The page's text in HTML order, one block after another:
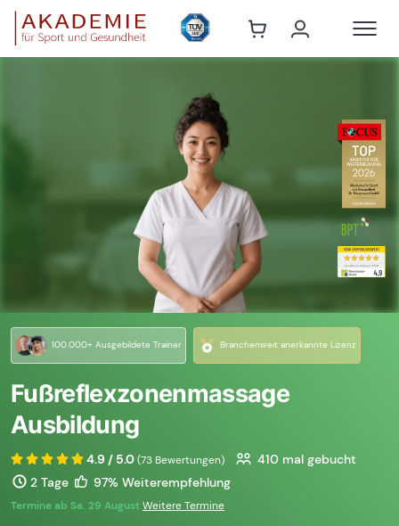
100.000+ Ausgebildete Trainer Branchenweit anerkannte Lizenz
Fußreflexzonenmassage
Ausbildung
4.9 / 5.0(73 Bewertungen) 410 mal gebucht
2 Tage
97% Weiterempfehlung
Termine ab Sa. 29 AugustWeitere Termine